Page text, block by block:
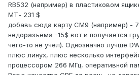
RB532 (например) в пластиковом
МТ- 231 $
добавь сюда карту СМ9 (например) -
недоразъёма -15$ вот и получается
чего-то не учёл). Однозначно лучше
плюс линух, плюс несколько
процессором 266 МГц, оперативной